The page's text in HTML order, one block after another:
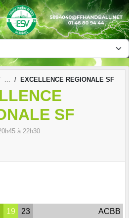
EXCELLENCE REGIONALE SF
SF
à 22h30
19 23 ACBB